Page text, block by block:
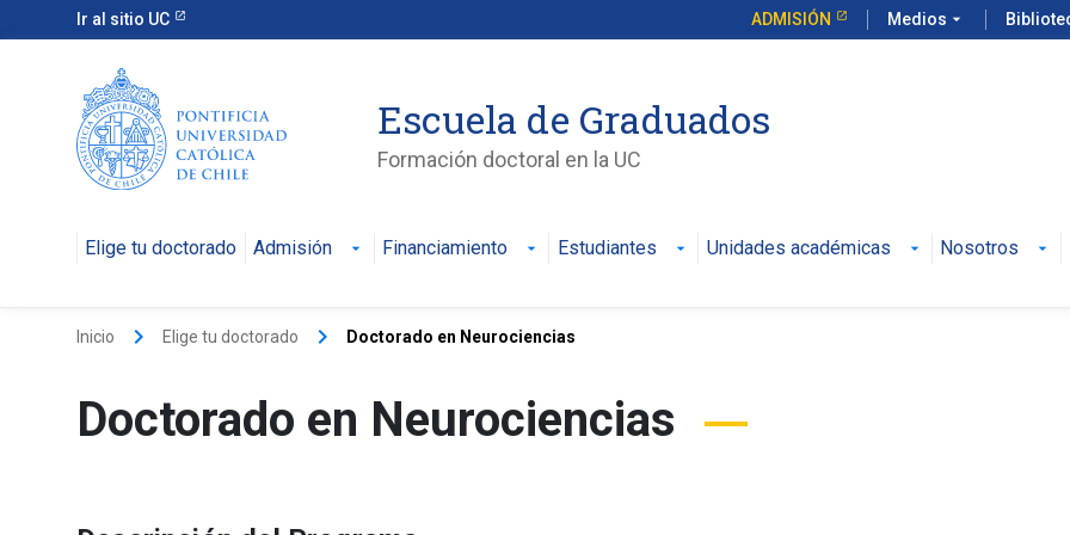
Ir al sitio UC ADMISIÓN Medios arrow_drop_down
Escuela de Graduados
Formación doctoral en la UC
Elige tu doctorado Admisión Financiamiento Estudiantes Unidades académicas Nosotros
Inicio keyboard_arrow_right Elige tu doctorado keyboard_arrow_right Doctorado en Neurociencias
Doctorado en Neurociencias